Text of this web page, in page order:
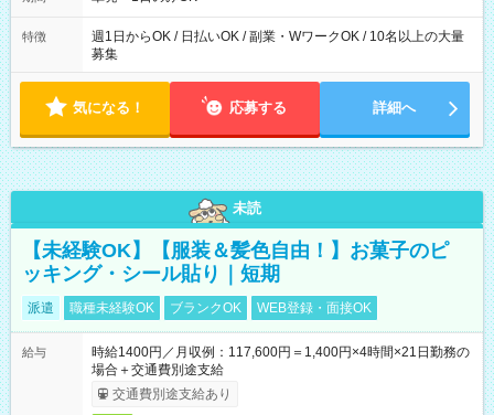
特徴
週1日からOK / 日払いOK / 副業・WワークOK / 10名以上の大量
募集
気になる！ 応募する 詳細へ
未読
【未経験OK】【服装＆髪色自由！】お菓子のピ
ッキング・シール貼り｜短期
派遣 職種未経験OK ブランクOK WEB登録・面接OK
給与
時給1400円／月収例：117,600円＝1,400円×4時間×21日勤務の
場合＋交通費別途支給
交通費別途支給あり